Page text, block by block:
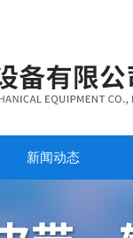
新闻动态